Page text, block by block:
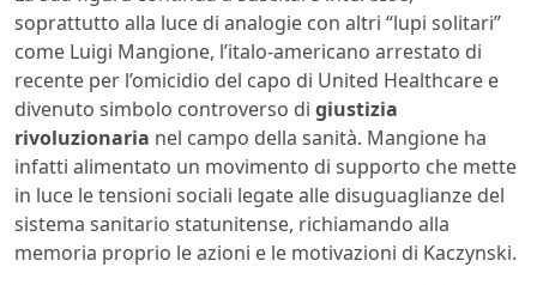
soprattutto alla luce di analogie con altri “lupi solitari”
come Luigi Mangione, l’italo-americano arrestato di
recente per l’omicidio del capo di United Healthcare e
divenuto simbolo controverso di giustizia
rivoluzionaria nel campo della sanità. Mangione ha
infatti alimentato un movimento di supporto che mette
in luce le tensioni sociali legate alle disuguaglianze del
sistema sanitario statunitense, richiamando alla
memoria proprio le azioni e le motivazioni di Kaczynski.